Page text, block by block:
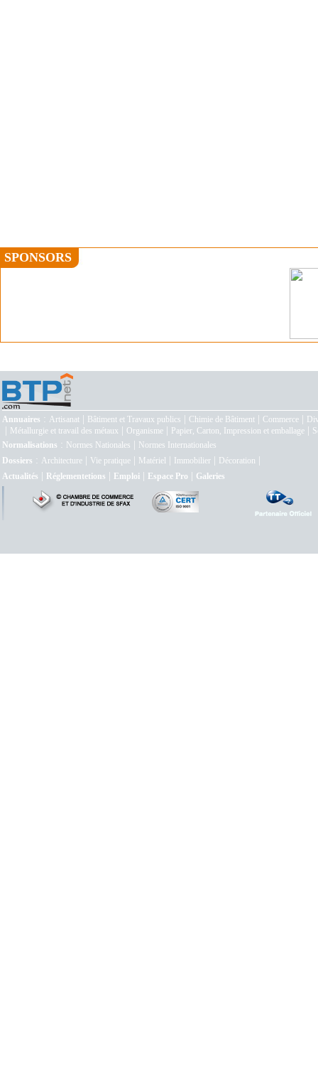
SPONSORS
Annuaires : Artisanat Bâtiment et Travaux publics Chimie de Bâtiment Commerce
Métallurgie et travail des métaux Organisme Papier, Carton, Impression et emballage
Normalisations : Normes Nationales
Normes Internationales
Dossiers : Architecture Vie pratique Matériel Immobilier Décoration
Actualités Réglementetions Emploi Espace Pro Galeries